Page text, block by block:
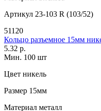
Артикул 23-103 R (103/52)
51120
Кольцо разъемное 15мм
5.32 р.
Мин. 100 шт
Цвет никель
Размер 15мм
Материал металл